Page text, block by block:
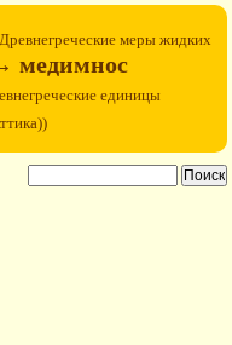
меры жидких
медимнос
единицы